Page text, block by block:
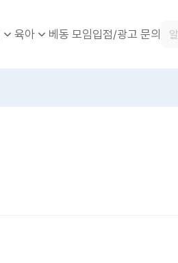
육아 베동 모임입점/광고 문의